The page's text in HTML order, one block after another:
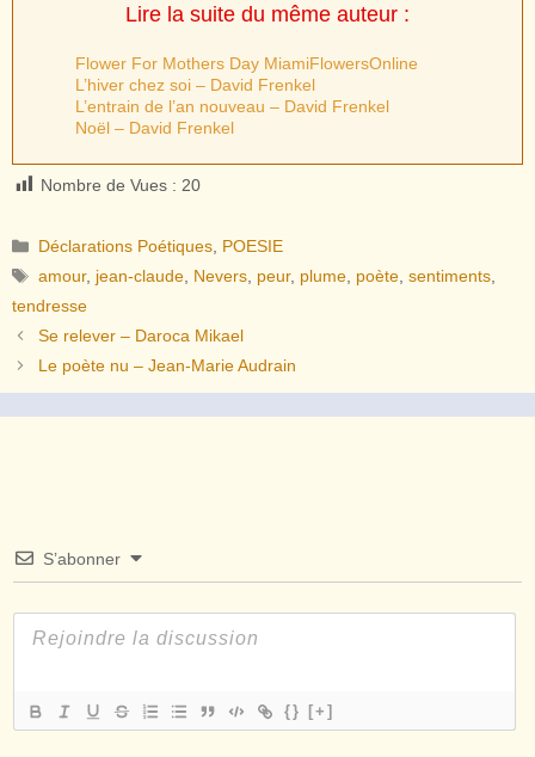
Lire la suite du même auteur :
Flower For Mothers Day MiamiFlowersOnline
L’hiver chez soi – David Frenkel
L’entrain de l’an nouveau – David Frenkel
Noël – David Frenkel
Nombre de Vues : 20
Catégories
Déclarations Poétiques POESIE
Étiquettes
amour, jean-claude Nevers peur, plume poète ,sentiments
tendresse
Se relever – Daroca Mikael
Le poète nu – Jean-Marie Audrain
S’abonner
{} [+]